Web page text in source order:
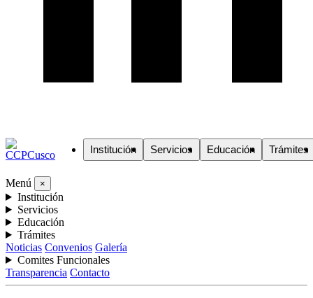
Institución Servicios Educación Trámites
Menú ×
Institución
Servicios
Educación
Trámites
Noticias Convenios Galería
Comites Funcionales
Transparencia Contacto